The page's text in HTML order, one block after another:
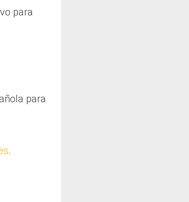
para
para
.